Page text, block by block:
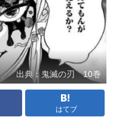
出典：鬼滅の刃 10巻
はてブ